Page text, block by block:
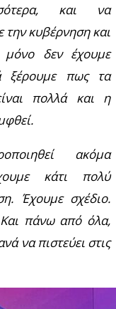
και να
την κυβέρνηση και
μόνο δεν έχουμε
ξέρουμε πως τα
πολλά και η
ακόμα
κάτι πολύ
Έχουμε σχέδιο.
πάνω από όλα,
να πιστεύει στις